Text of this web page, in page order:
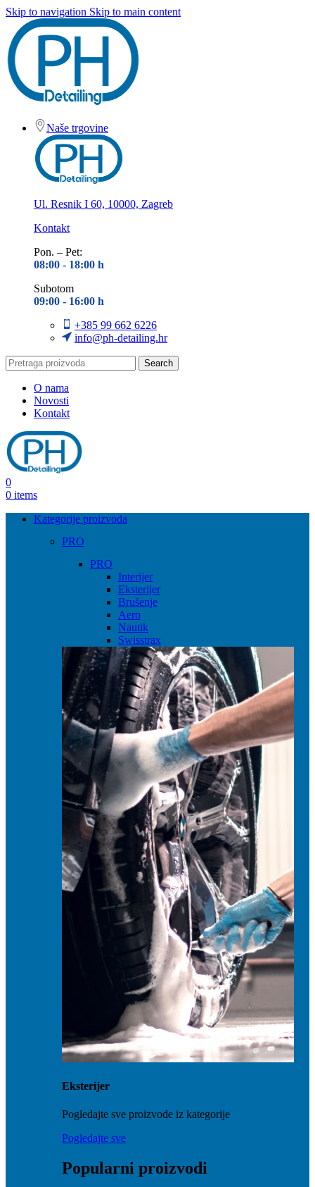
Skip to navigation Skip to main content
Naše trgovine
Ul. Resnik I 60, 10000, Zagreb
Kontakt
Pon. – Pet:
08:00 - 18:00 h
Subotom
09:00 - 16:00 h
+385 99 662 6226
info@ph-detailing.hr
Search
O nama
Novosti
Kontakt
0
0 items
Kategorije proizvoda
PRO
PRO
Interijer
Eksterijer
Brušenje
Aero
Nautik
Swisstrax
Eksterijer
Pogledajte sve proizvode iz kategorije
Pogledajte sve
Popularni proizvodi